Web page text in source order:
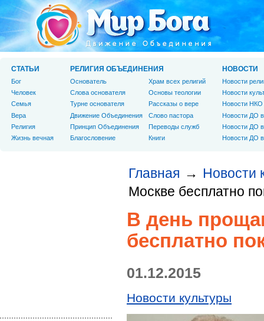
Главная → Новости
Москве бесплатно
В день
бесплатно
01.12.2015
Новости культуры
СТАТЬИ
Бог
Человек
Cемья
Вера
Религия
Жизнь вечная
РЕЛИГИЯ ОБЪЕДИНЕНИЯ
Основатель
Слова основателя
Турне основателя
Движение Объединения
Принцип Объединения
Благословение
Храм всех религий
Основы теологии
Рассказы о вере
Слово пастора
Переводы служб
Книги
НОВОСТИ
Новости
Новости
Новости НКО
Новости ДО
Новости ДО
Новости ДО